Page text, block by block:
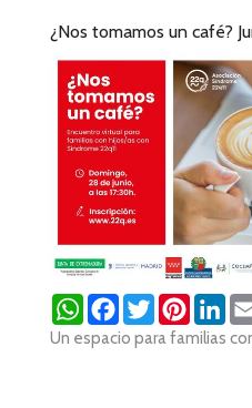
¿Nos tomamos un café?
WhatsApp
Facebook
Twitter
Un espacio para familias